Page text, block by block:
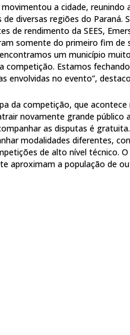
a cidade, reunindo
diversas regiões do Paraná.
de rendimento da SEES,
somente do primeiro fim de
um município
Estamos
envolvidas no evento”,
da competição, que
novamente grande público
as disputas é
modalidades diferentes,
de alto nível técnico.
aproximam a população de